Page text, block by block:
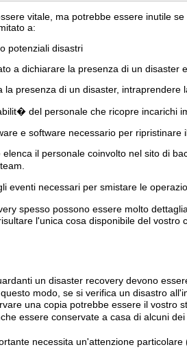
vitale, ma potrebbe essere inutile
a:
potenziali disastri
a dichiarare la presenza di un disaster
la presenza di un disaster,
del personale che ricopre incarichi
e software necessario per ripristinare
il personale coinvolto nel sito di
eventi necessari per smistare le
spesso possono essere molto
l'unica cosa disponibile del
un disaster recovery devono
modo, se si verifica un disastro
una copia potrebbe essere il vostro
essere conservate a casa di alcuni
necessita un'attenzione